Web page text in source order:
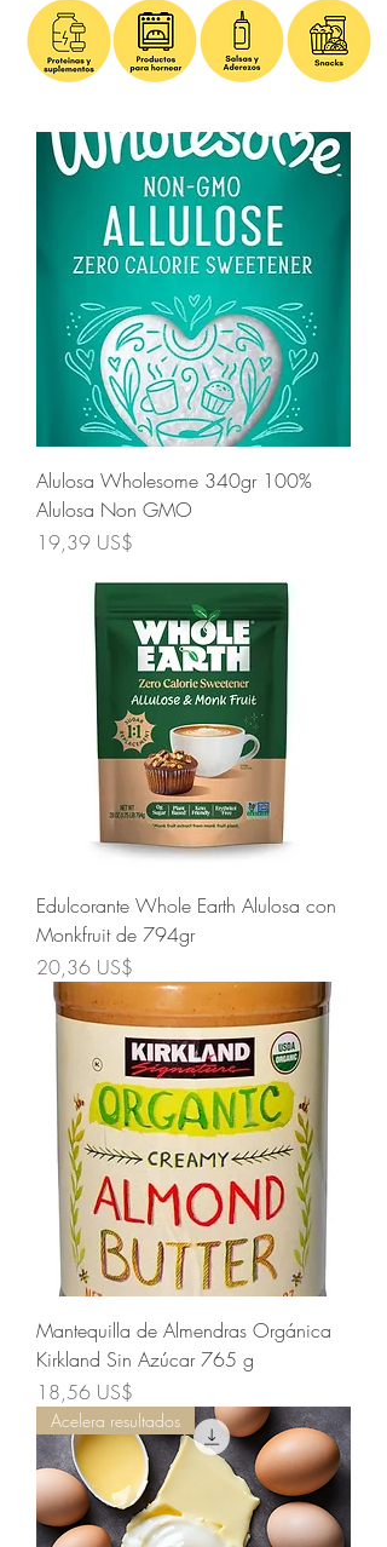
Alulosa Wholesome 340gr 100%
Alulosa Non GMO
Precio
19,39 US$
Edulcorante Whole Earth Alulosa con
Monkfruit de 794gr
Precio
20,36 US$
Mantequilla de Almendras Orgánica
Kirkland Sin Azúcar 765 g
Precio
18,56 US$
Acelera resultados